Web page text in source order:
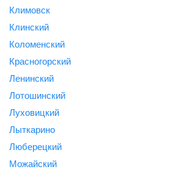
Климовск
Клинский
Коломенский
Красногорский
Ленинский
Лотошинский
Луховицкий
Лыткарино
Люберецкий
Можайский